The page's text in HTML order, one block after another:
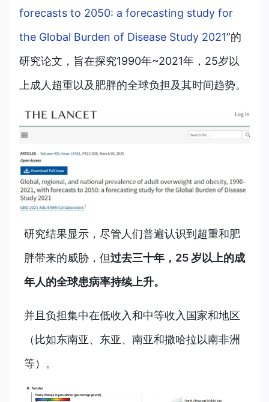
forecasts to 2050: a forecasting study for
the Global Burden of Disease Study 2021”的
研究论文，旨在探究1990年~2021年，25岁以
上成人超重以及肥胖的全球负担及其时间趋势。
研究结果显示，尽管人们普遍认识到超重和肥
胖带来的威胁，但过去三十年，25 岁以上的成
年人的全球患病率持续上升。
并且负担集中在低收入和中等收入国家和地区
（比如东南亚、东亚、南亚和撒哈拉以南非洲
等）。